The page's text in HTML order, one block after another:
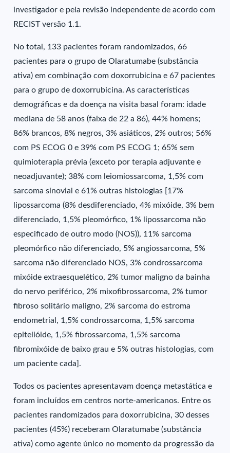
investigador e pela revisão independente de acordo com
RECIST versão 1.1.
No total, 133 pacientes foram randomizados, 66
pacientes para o grupo de Olaratumabe (substância
ativa) em combinação com doxorrubicina e 67 pacientes
para o grupo de doxorrubicina. As características
demográficas e da doença na visita basal foram: idade
mediana de 58 anos (faixa de 22 a 86), 44% homens;
86% brancos, 8% negros, 3% asiáticos, 2% outros; 56%
com PS ECOG 0 e 39% com PS ECOG 1; 65% sem
quimioterapia prévia (exceto por terapia adjuvante e
neoadjuvante); 38% com leiomiossarcoma, 1,5% com
sarcoma sinovial e 61% outras histologias [17%
lipossarcoma (8% desdiferenciado, 4% mixóide, 3% bem
diferenciado, 1,5% pleomórfico, 1% lipossarcoma não
especificado de outro modo (NOS)), 11% sarcoma
pleomórfico não diferenciado, 5% angiossarcoma, 5%
sarcoma não diferenciado NOS, 3% condrossarcoma
mixóide extraesquelético, 2% tumor maligno da bainha
do nervo periférico, 2% mixofibrossarcoma, 2% tumor
fibroso solitário maligno, 2% sarcoma do estroma
endometrial, 1,5% condrossarcoma, 1,5% sarcoma
epitelióide, 1,5% fibrossarcoma, 1,5% sarcoma
fibromixóide de baixo grau e 5% outras histologias, com
um paciente cada].
Todos os pacientes apresentavam doença metastática e
foram incluídos em centros norte-americanos. Entre os
pacientes randomizados para doxorrubicina, 30 desses
pacientes (45%) receberam Olaratumabe (substância
ativa) como agente único no momento da progressão da